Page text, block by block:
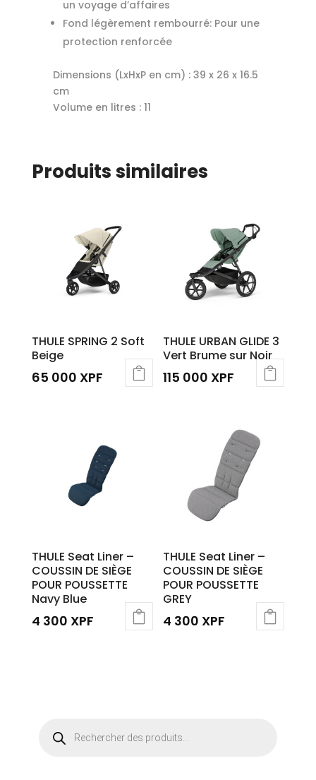
un voyage d’affaires
Fond légèrement rembourré: Pour une
protection renforcée
Dimensions (LxHxP en cm) :39 x 26 x 16.5
cm
Volume en litres :11
Produits similaires
THULE SPRING 2 Soft
Beige
65 000 XPF
THULE URBAN GLIDE 3
Vert Brume sur Noir
115 000 XPF
THULE Seat Liner –
COUSSIN DE SIÈGE
POUR POUSSETTE
Navy Blue
4 300 XPF
THULE Seat Liner –
COUSSIN DE SIÈGE
POUR POUSSETTE
GREY
4 300 XPF
produits